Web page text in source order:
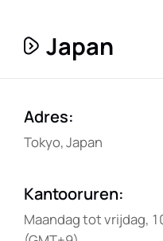
Japan
Adres:
Tokyo, Japan
Kantooruren:
Maandag tot vrijdag,